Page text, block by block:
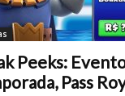
Peeks:
Pass